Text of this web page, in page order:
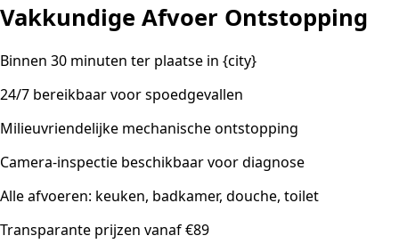
Vakkundige Afvoer Ontstopping
Binnen 30 minuten ter plaatse in {city}
24/7 bereikbaar voor spoedgevallen
Milieuvriendelijke mechanische ontstopping
Camera-inspectie beschikbaar voor diagnose
Alle afvoeren: keuken, badkamer, douche, toilet
Transparante prijzen vanaf €89